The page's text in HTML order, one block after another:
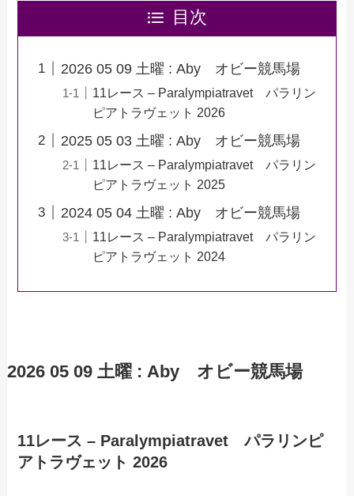
目次
2026 05 09 土曜 : Aby オビー競馬場
11レース – Paralympiatravet パラリン
ピアトラヴェット 2026
2025 05 03 土曜 : Aby オビー競馬場
11レース – Paralympiatravet パラリン
ピアトラヴェット 2025
2024 05 04 土曜 : Aby オビー競馬場
11レース – Paralympiatravet パラリン
ピアトラヴェット 2024
2026 05 09 土曜 : Aby オビー競馬場
11レース – Paralympiatravet パラリンピ
アトラヴェット 2026